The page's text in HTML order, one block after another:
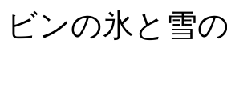
ビンの氷と雪